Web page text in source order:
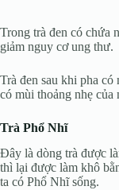
Trong trà đen có chứa
giảm nguy cơ ung thư.
Trà đen sau khi pha
có mùi thoảng nhẹ của
Trà Phổ Nhĩ
Đây là dòng trà được
thì lại được làm khô
ta có Phổ Nhĩ sống.